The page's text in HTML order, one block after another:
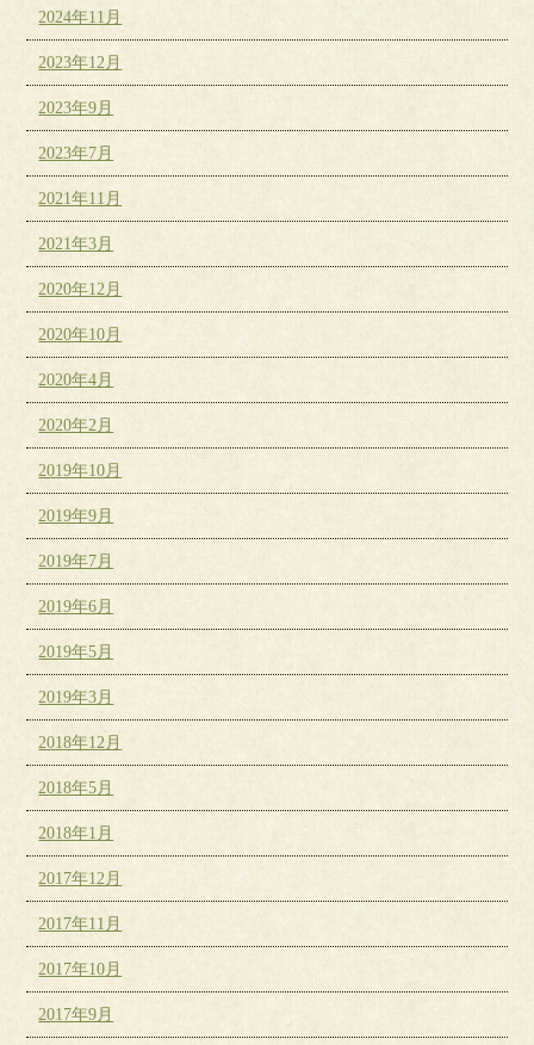
2024年11月
2023年12月
2023年9月
2023年7月
2021年11月
2021年3月
2020年12月
2020年10月
2020年4月
2020年2月
2019年10月
2019年9月
2019年7月
2019年6月
2019年5月
2019年3月
2018年12月
2018年5月
2018年1月
2017年12月
2017年11月
2017年10月
2017年9月